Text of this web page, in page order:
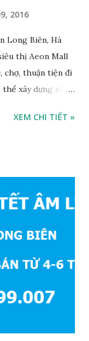
2016
Long Biên, Hà
thị Aeon Mall
chợ, thuận tiện đi
thể xây dựng nhà
Nam, diện tích
XEM CHI TIẾT »